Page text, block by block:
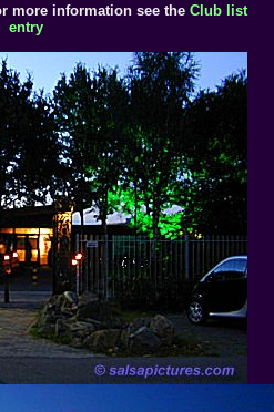
more information see the Club list
entry